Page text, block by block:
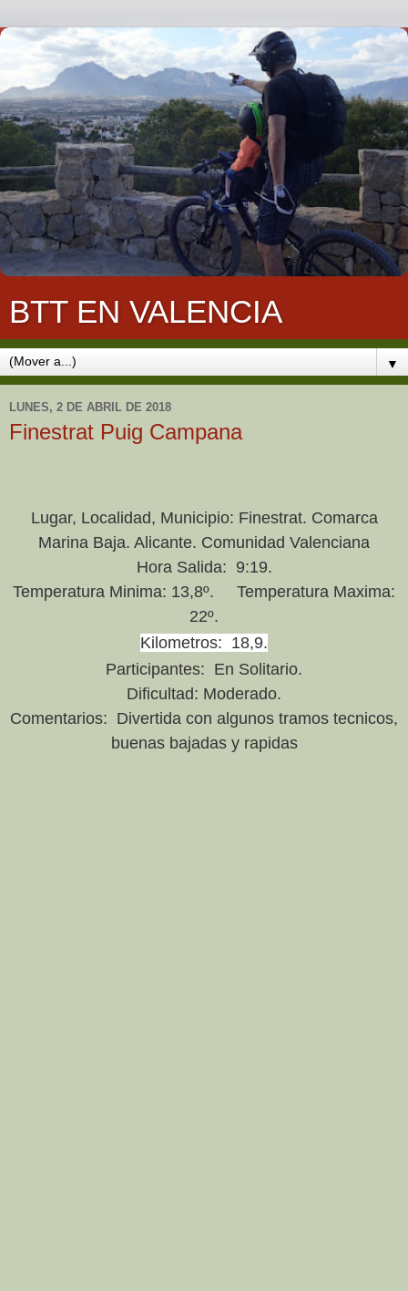
BTT EN VALENCIA
▼
LUNES, 2 DE ABRIL DE 2018
Finestrat Puig Campana
Lugar, Localidad, Municipio: Finestrat. Comarca
Marina Baja. Alicante. Comunidad Valenciana
Hora Salida: 9:19.
Temperatura Minima: 13,8º. Temperatura Maxima:
22º.
Kilometros: 18,9.
Participantes: En Solitario.
Dificultad: Moderado.
Comentarios: Divertida con algunos tramos tecnicos,
buenas bajadas y rapidas